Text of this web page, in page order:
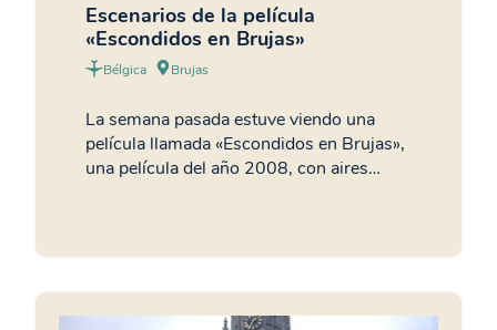
Escenarios de la película
«Escondidos en Brujas»
Bélgica Brujas
La semana pasada estuve viendo una
película llamada «Escondidos en Brujas»,
una película del año 2008, con aires…